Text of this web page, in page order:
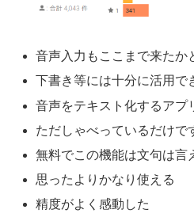
音声入力もここまで来たか
下書き等には十分に活用で
音声をテキスト化するアプ
ただしゃべっているだけで
無料でこの機能は文句は言
思ったよりかなり使える
精度がよく感動した